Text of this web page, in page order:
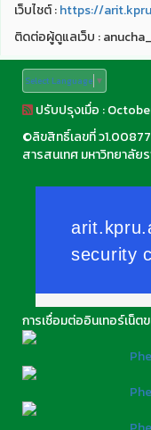
เว็บไชต์ :https://
ติดต่อผู้ดูแลเว็บ :
Select Language ▼
ปรับปรุงเมื่อ :
©ลิขสิทธิ์เลขที่ ว
สารสนเทศ มหาวิทยาลัย
การเชื่อมต่ออินเทอร์เน็